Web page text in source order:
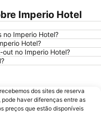
da Pena
Natural do Alvão
Ferroviário de Arco de Baúlhe
da Longra
Fluvial da Folgosa
de Viseu
de Vila Real
Imperio Hotel
no Imperio Hotel?
Hotel?
no Imperio Hotel?
dos sites de reserva
haver diferenças entre as
preços que estão disponíveis